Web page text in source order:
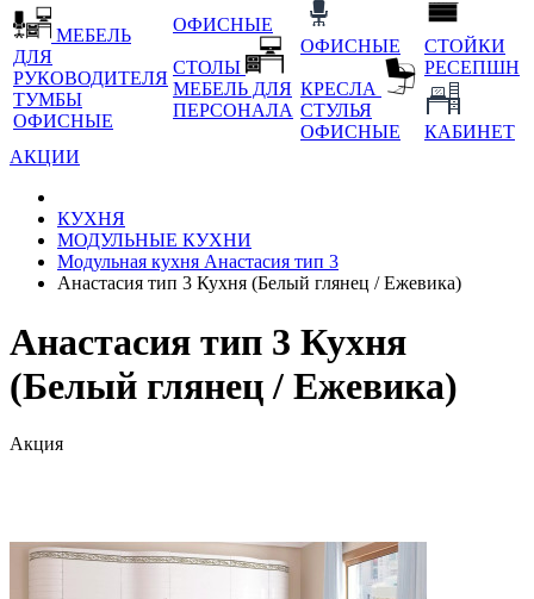
МЕБЕЛЬ
ДЛЯ
РУКОВОДИТЕЛЯ
ТУМБЫ
ОФИСНЫЕ
ОФИСНЫЕ
СТОЛЫ
МЕБЕЛЬ ДЛЯ
ПЕРСОНАЛА
ОФИСНЫЕ
КРЕСЛА
СТУЛЬЯ
ОФИСНЫЕ
СТОЙКИ
РЕСЕПШН
КАБИНЕТ
АКЦИИ
КУХНЯ
МОДУЛЬНЫЕ КУХНИ
Модульная кухня Анастасия тип 3
Анастасия тип 3 Кухня (Белый глянец / Ежевика)
Анастасия тип 3 Кухня
(Белый глянец / Ежевика)
Акция